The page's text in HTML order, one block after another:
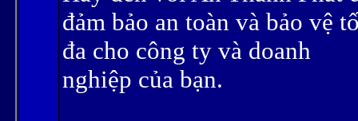
đảm bảo an toàn và bảo vệ
đa cho công ty và doanh
nghiệp của bạn.